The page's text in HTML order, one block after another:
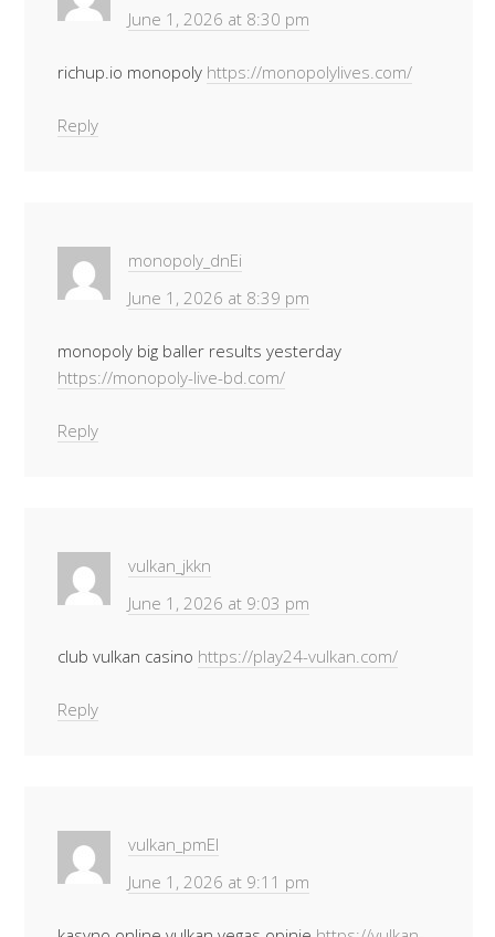
June 1, 2026 at 8:30 pm
richup.io monopoly https://monopolylives.com/
Reply
monopoly_dnEi
June 1, 2026 at 8:39 pm
monopoly big baller results yesterday
https://monopoly-live-bd.com/
Reply
vulkan_jkkn
June 1, 2026 at 9:03 pm
club vulkan casino https://play24-vulkan.com/
Reply
vulkan_pmEl
June 1, 2026 at 9:11 pm